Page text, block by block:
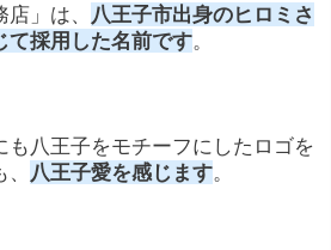
」は、 八王子市出身のヒロミさ
て採用した名前です。
も八王子をモチーフにしたロゴを
八王子愛を感じます。